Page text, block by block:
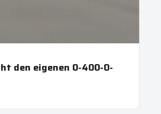
den eigenen 0-400-0-